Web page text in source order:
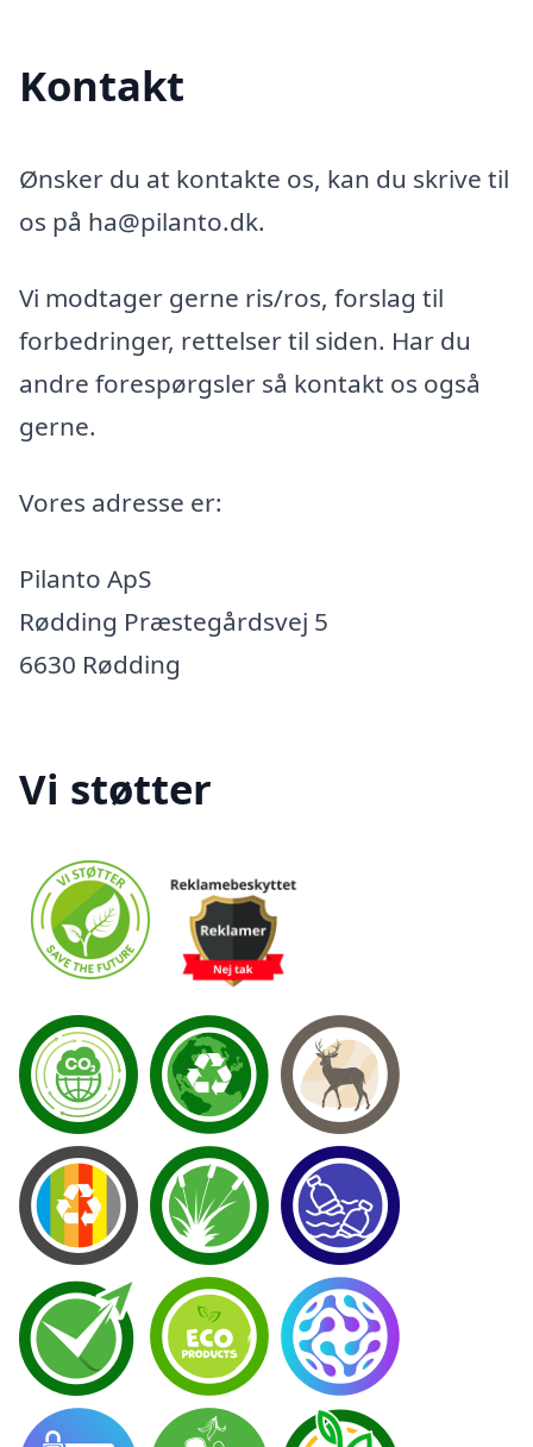
Kontakt
Ønsker du at kontakte os, kan du skrive til
os på ha@pilanto.dk.
Vi modtager gerne ris/ros, forslag til
forbedringer, rettelser til siden. Har du
andre forespørgsler så kontakt os også
gerne.
Vores adresse er:
Pilanto ApS
Rødding Præstegårdsvej 5
6630 Rødding
Vi støtter